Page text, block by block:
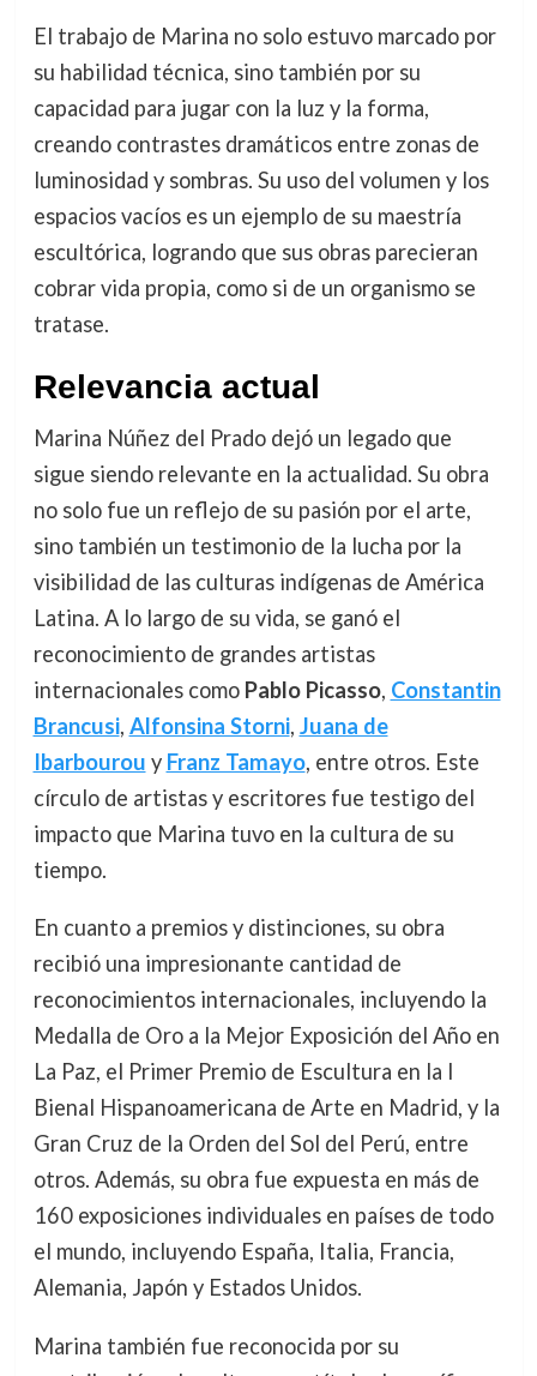
El trabajo de Marina no solo estuvo marcado por
su habilidad técnica, sino también por su
capacidad para jugar con la luz y la forma,
creando contrastes dramáticos entre zonas de
luminosidad y sombras. Su uso del volumen y los
espacios vacíos es un ejemplo de su maestría
escultórica, logrando que sus obras parecieran
cobrar vida propia, como si de un organismo se
tratase.
Relevancia actual
Marina Núñez del Prado dejó un legado que
sigue siendo relevante en la actualidad. Su obra
no solo fue un reflejo de su pasión por el arte,
sino también un testimonio de la lucha por la
visibilidad de las culturas indígenas de América
Latina. A lo largo de su vida, se ganó el
reconocimiento de grandes artistas
internacionales como Pablo Picasso, Constantin
Brancusi, Alfonsina Storni, Juana de
Ibarbourou y Franz Tamayo, entre otros. Este
círculo de artistas y escritores fue testigo del
impacto que Marina tuvo en la cultura de su
tiempo.
En cuanto a premios y distinciones, su obra
recibió una impresionante cantidad de
reconocimientos internacionales, incluyendo la
Medalla de Oro a la Mejor Exposición del Año en
La Paz, el Primer Premio de Escultura en la I
Bienal Hispanoamericana de Arte en Madrid, y la
Gran Cruz de la Orden del Sol del Perú, entre
otros. Además, su obra fue expuesta en más de
160 exposiciones individuales en países de todo
el mundo, incluyendo España, Italia, Francia,
Alemania, Japón y Estados Unidos.
Marina también fue reconocida por su